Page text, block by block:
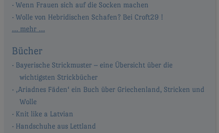
Wenn Frauen sich auf die Socken machen
Wolle von Hebridischen Schafen? Bei Croft29 !
… mehr …
Bücher
Bayerische Strickmuster – eine Übersicht über die
wichtigsten Strickbücher
‚Ariadnes Fäden‘ ein Buch über Griechenland, Stricken und
Wolle
Knit like a Latvian
Handschuhe aus Lettland